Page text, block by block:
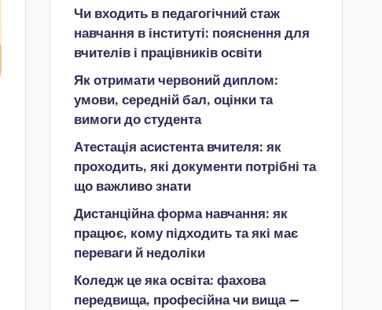
Чи входить в педагогічний стаж
навчання в інституті: пояснення для
вчителів і працівників освіти
Як отримати червоний диплом:
умови, середній бал, оцінки та
вимоги до студента
Атестація асистента вчителя: як
проходить, які документи потрібні та
що важливо знати
Дистанційна форма навчання: як
працює, кому підходить та які має
переваги й недоліки
Коледж це яка освіта: фахова
передвища, професійна чи вища —